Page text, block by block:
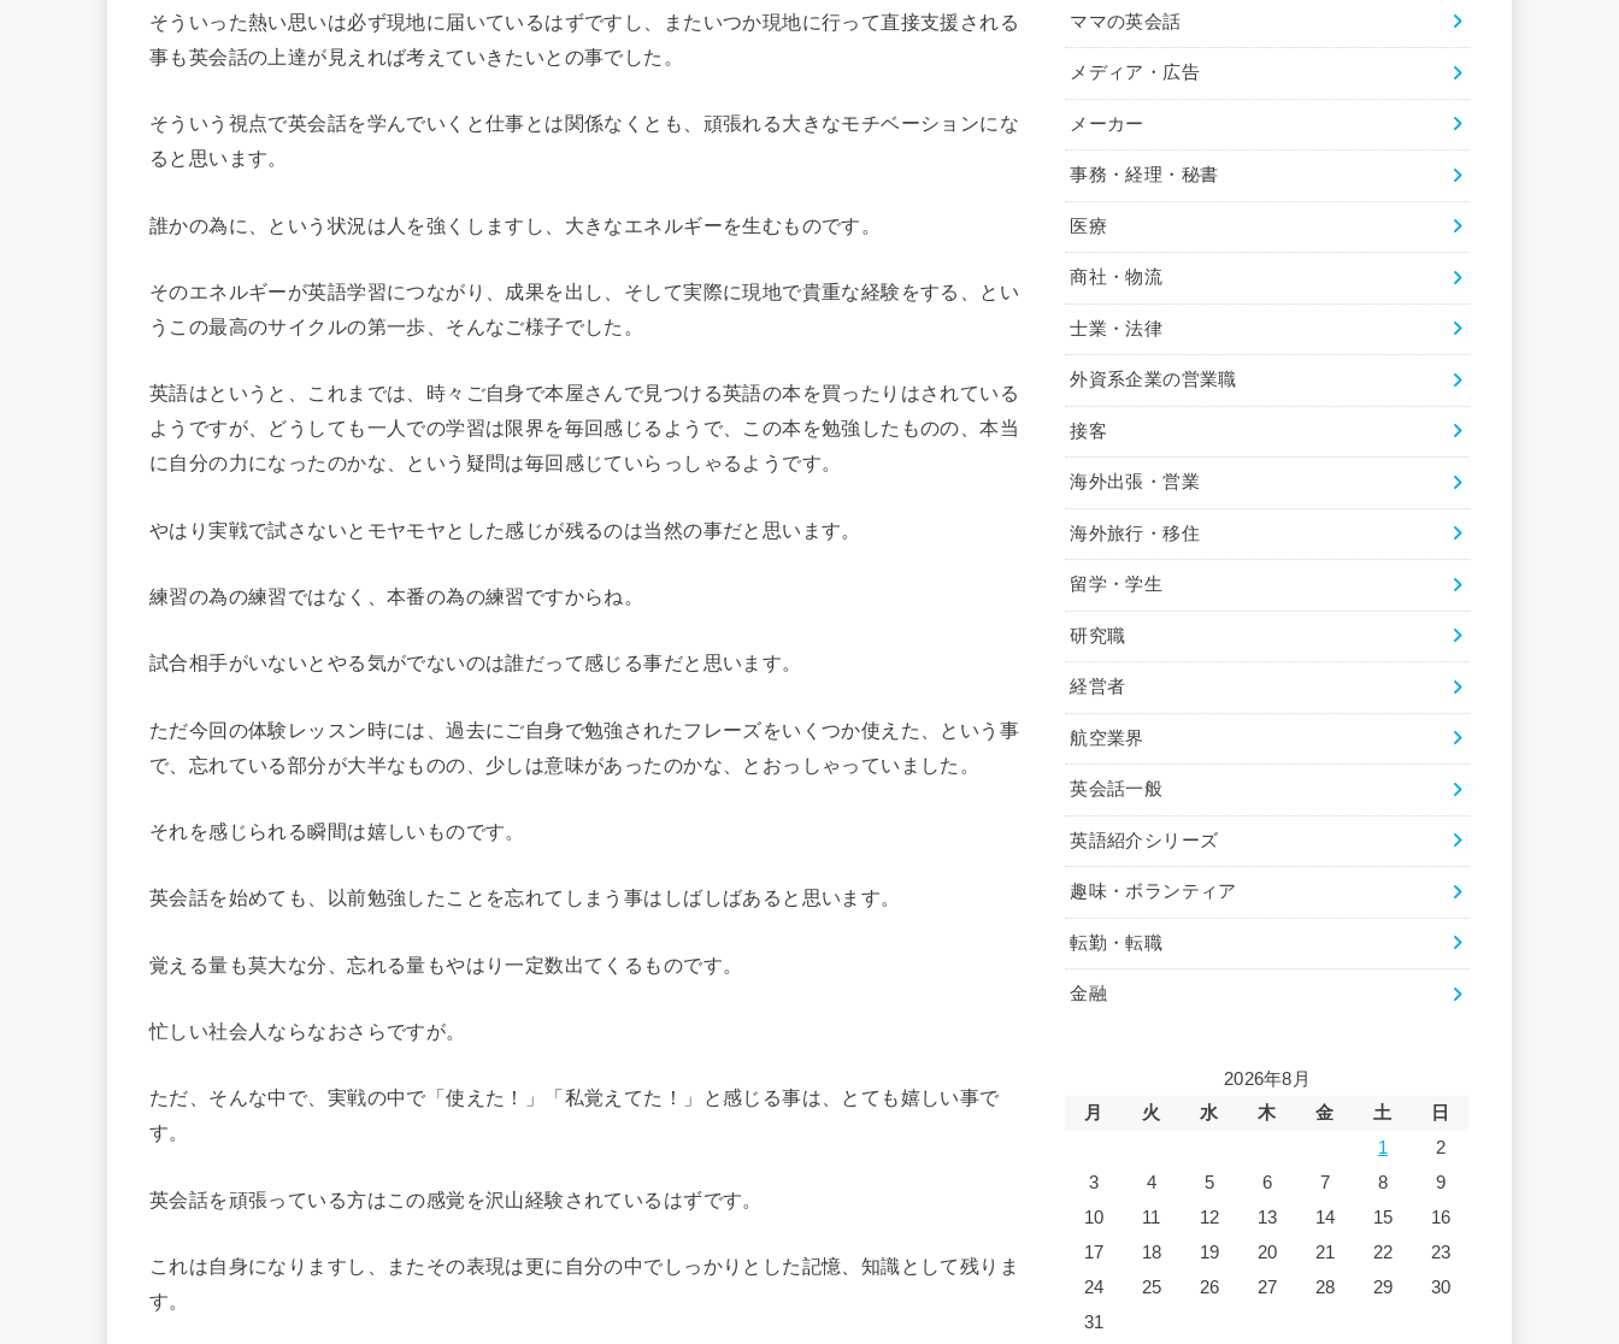
そういった熱い思いは必ず現地に届いているはずですし、またいつか現地に行って直接支援される
事も英会話の上達が見えれば考えていきたいとの事でした。
そういう視点で英会話を学んでいくと仕事とは関係なくとも、頑張れる大きなモチベーションにな
ると思います。
誰かの為に、という状況は人を強くしますし、大きなエネルギーを生むものです。
そのエネルギーが英語学習につながり、成果を出し、そして実際に現地で貴重な経験をする、とい
うこの最高のサイクルの第一歩、そんなご様子でした。
英語はというと、これまでは、時々ご自身で本屋さんで見つける英語の本を買ったりはされている
ようですが、どうしても一人での学習は限界を毎回感じるようで、この本を勉強したものの、本当
に自分の力になったのかな、という疑問は毎回感じていらっしゃるようです。
やはり実戦で試さないとモヤモヤとした感じが残るのは当然の事だと思います。
練習の為の練習ではなく、本番の為の練習ですからね。
試合相手がいないとやる気がでないのは誰だって感じる事だと思います。
ただ今回の体験レッスン時には、過去にご自身で勉強されたフレーズをいくつか使えた、という事
で、忘れている部分が大半なものの、少しは意味があったのかな、とおっしゃっていました。
それを感じられる瞬間は嬉しいものです。
英会話を始めても、以前勉強したことを忘れてしまう事はしばしばあると思います。
覚える量も莫大な分、忘れる量もやはり一定数出てくるものです。
忙しい社会人ならなおさらですが。
ただ、そんな中で、実戦の中で「使えた！」「私覚えてた！」と感じる事は、とても嬉しい事で
す。
英会話を頑張っている方はこの感覚を沢山経験されているはずです。
これは自身になりますし、またその表現は更に自分の中でしっかりとした記憶、知識として残りま
す。
ママの英会話
メディア・広告
メーカー
事務・経理・秘書
医療
商社・物流
士業・法律
外資系企業の営業職
接客
海外出張・営業
海外旅行・移住
留学・学生
研究職
経営者
航空業界
英会話一般
英語紹介シリーズ
趣味・ボランティア
転勤・転職
金融
2026年8月
月
火 水 木 金 土
日
1
2
3
4 5 6 7 8
9
10
11 12 13 14 15
16
17
18 19 20 21 22
23
24
25 26 27 28 29
30
31